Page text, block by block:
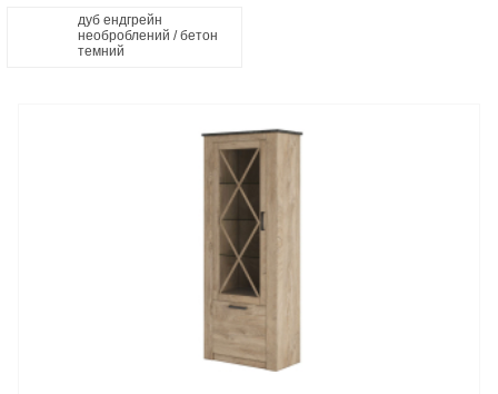
дуб ендгрейн
необроблений / бетон
темний